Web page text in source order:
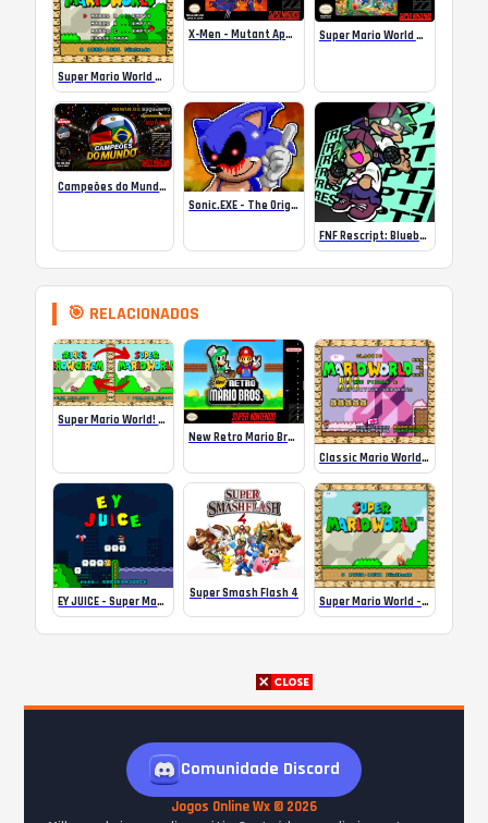
Super Mario World SA-1 Online
X-Men – Mutant Apocalypse Rebalanced Online Super Mario World Mix Online
Campeões do Mundo (ISS) Online
Sonic.EXE – The Original Game Online
FNF Rescript: Blueballed
🎯 RELACIONADOS
Super Mario World! Mas está espelhado.
New Retro Mario Bros
Classic Mario World 3: The Finale
EY JUICE – Super Mario World Hacks
Super Smash Flash 4
Super Mario World – One Mind (SNES) Romhack
Comunidade Discord
Jogos Online Wx © 2026